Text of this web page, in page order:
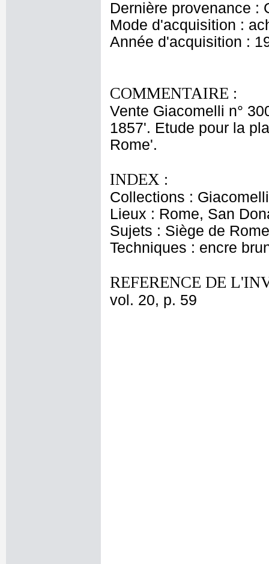
Dernière provenance :
Mode d'acquisition :
Année d'acquisition :
COMMENTAIRE :
Vente Giacomelli n°
1857'. Etude pour la
Rome'.
INDEX :
Collections :
Lieux : Rome, San
Sujets : Siège de
Techniques : encre
REFERENCE DE
vol. 20, p. 59